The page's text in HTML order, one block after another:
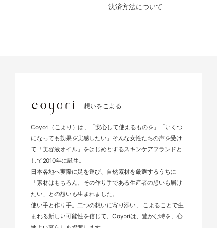
決済方法について
想いをこよる
Coyori（こより）は、「安心して使えるものを」「いくつ
になっても効果を実感したい」そんな女性たちの声を受け
て「美容液オイル」をはじめとするスキンケアブランドと
して2010年に誕生。
日本各地へ実際に足を運び、自然素材を厳選するうちに
「素材はもちろん、その作り手である生産者の想いも届け
たい」との想いも生まれました。
使い手と作り手。二つの想いに寄り添い、 こよることで生
まれる新しい可能性を信じて。Coyoriは、豊かな時を、心